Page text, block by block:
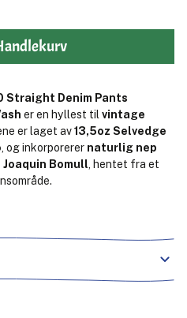
Straight Denim Pants
er en hyllest til vintage
er laget av13,5oz Selvedge
, og inkorporerer naturlig nep
Bomull , hentet fra et
av1940-tallets denimtopp.
vil
resulterer i et virkelig personlig